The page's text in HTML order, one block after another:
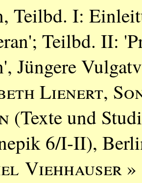
Teilbd. I:
Teilbd. II:
Jüngere
Lienert,
(Texte und
6/I-II),
Viehhauser